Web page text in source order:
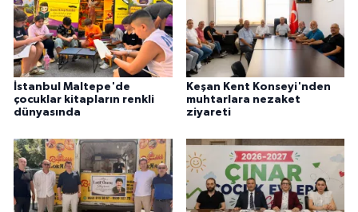
İstanbul Maltepe'de
çocuklar kitapların renkli
dünyasında
Keşan Kent Konseyi'nden
muhtarlara nezaket
ziyareti